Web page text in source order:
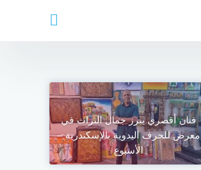
فنان أقصري يبرز جمال التراث في
معرض للحرف اليدوية بالإسكندرية –
الأسبوع